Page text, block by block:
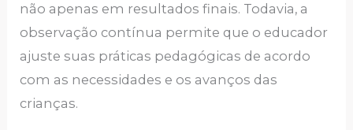
não apenas em resultados finais. Todavia, a
observação contínua permite que o educador
ajuste suas práticas pedagógicas de acordo
com as necessidades e os avanços das
crianças.